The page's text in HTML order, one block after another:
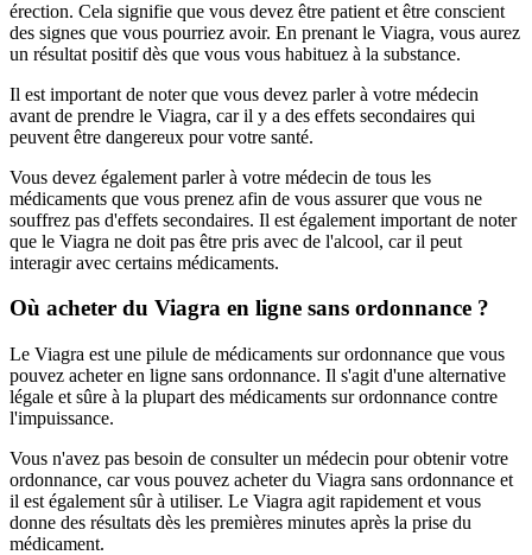
érection. Cela signifie que vous devez être patient et être conscient
des signes que vous pourriez avoir. En prenant le Viagra, vous aurez
un résultat positif dès que vous vous habituez à la substance.
Il est important de noter que vous devez parler à votre médecin
avant de prendre le Viagra, car il y a des effets secondaires qui
peuvent être dangereux pour votre santé.
Vous devez également parler à votre médecin de tous les
médicaments que vous prenez afin de vous assurer que vous ne
souffrez pas d'effets secondaires. Il est également important de noter
que le Viagra ne doit pas être pris avec de l'alcool, car il peut
interagir avec certains médicaments.
Où acheter du Viagra en ligne sans ordonnance ?
Le Viagra est une pilule de médicaments sur ordonnance que vous
pouvez acheter en ligne sans ordonnance. Il s'agit d'une alternative
légale et sûre à la plupart des médicaments sur ordonnance contre
l'impuissance.
Vous n'avez pas besoin de consulter un médecin pour obtenir votre
ordonnance, car vous pouvez acheter du Viagra sans ordonnance et
il est également sûr à utiliser. Le Viagra agit rapidement et vous
donne des résultats dès les premières minutes après la prise du
médicament.